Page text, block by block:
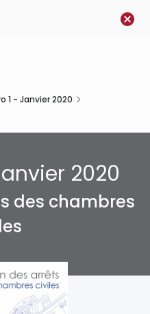
1 - Janvier 2020
2020
des chambres